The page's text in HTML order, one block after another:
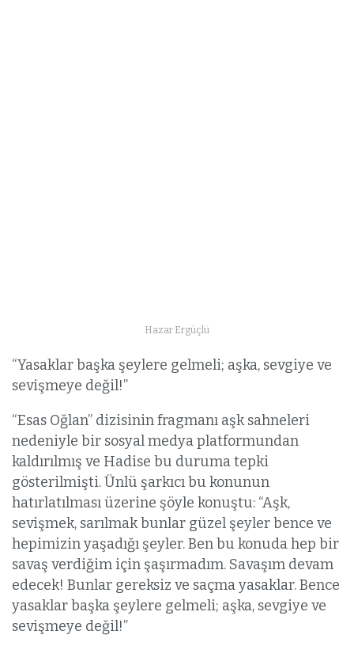
Hazar Ergüçlü
“Yasaklar başka şeylere gelmeli; aşka, sevgiye ve
sevişmeye değil!”
“Esas Oğlan” dizisinin fragmanı aşk sahneleri
nedeniyle bir sosyal medya platformundan
kaldırılmış ve Hadise bu duruma tepki
gösterilmişti. Ünlü şarkıcı bu konunun
hatırlatılması üzerine şöyle konuştu: “Aşk,
sevişmek, sarılmak bunlar güzel şeyler bence ve
hepimizin yaşadığı şeyler. Ben bu konuda hep bir
savaş verdiğim için şaşırmadım. Savaşım devam
edecek! Bunlar gereksiz ve saçma yasaklar. Bence
yasaklar başka şeylere gelmeli; aşka, sevgiye ve
sevişmeye değil!”